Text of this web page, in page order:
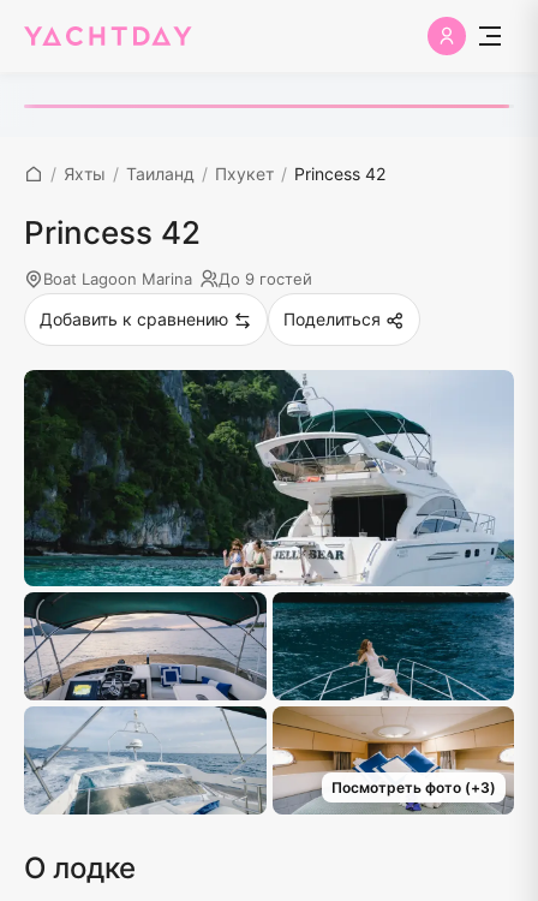
/ Яхты / Таиланд / Пхукет / Princess 42
Princess 42
Boat Lagoon Marina До 9 гостей
Добавить к сравнению Поделиться
Посмотреть фото(+3)
О лодке